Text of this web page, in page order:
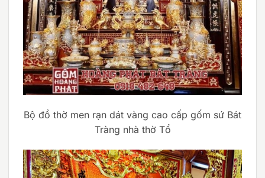
Bộ đồ thờ men rạn dát vàng cao cấp gốm sứ Bát
Tràng nhà thờ Tổ